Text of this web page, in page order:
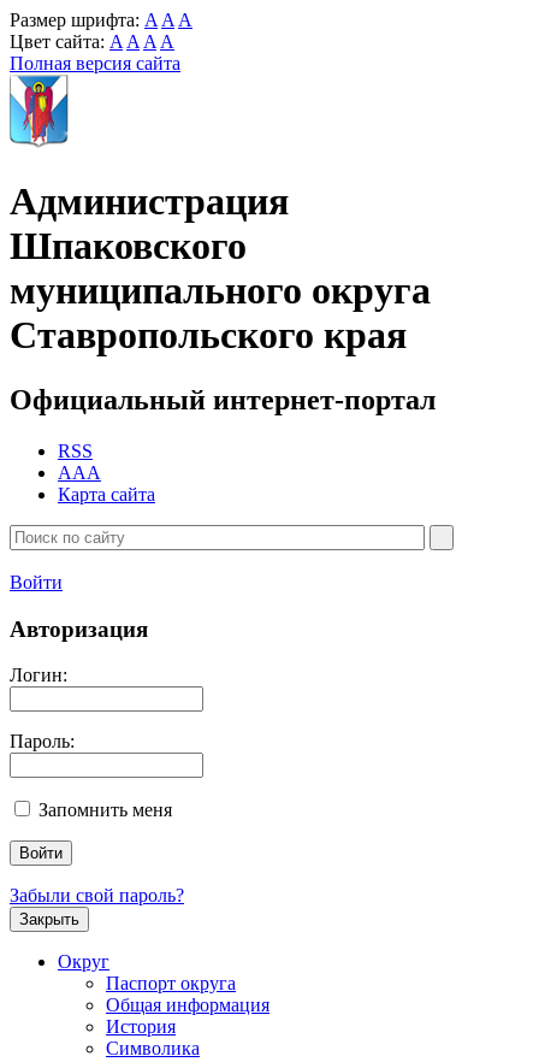
Размер шрифта: A A A
Цвет сайта: A A A A
Полная версия сайта
Администрация
Шпаковского
муниципального округа
Ставропольского края
Официальный интернет-портал
RSS
AAA
Карта сайта
Войти
Авторизация
Логин:
Пароль:
Запомнить меня
Забыли свой пароль?
Закрыть
Округ
Паспорт округа
Общая информация
История
Символика